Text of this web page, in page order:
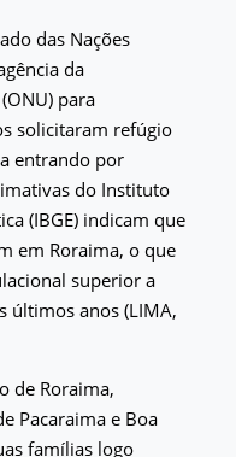
das Nações
da
para
solicitaram refúgio
entrando por
do Instituto
(IBGE) indicam que
em Roraima, o que
superior a
últimos anos (LIMA,
de Roraima,
Pacaraima e Boa
famílias logo